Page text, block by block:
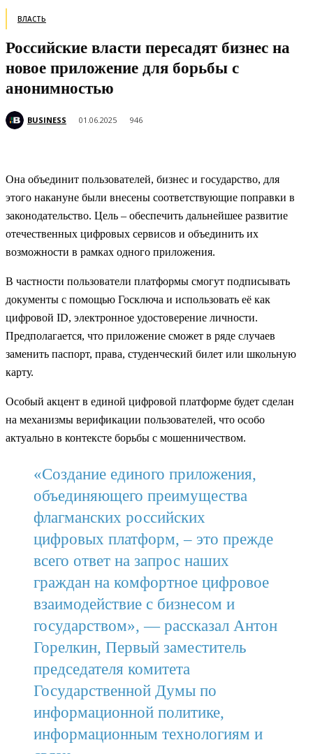
ВЛАСТЬ
Российские власти пересадят бизнес на
новое приложение для борьбы с
анонимностью
BUSINESS 01.06.2025 946
Она объединит пользователей, бизнес и государство, для
этого накануне были внесены соответствующие поправки в
законодательство. Цель – обеспечить дальнейшее развитие
отечественных цифровых сервисов и объединить их
возможности в рамках одного приложения.
В частности пользователи платформы смогут подписывать
документы с помощью Госключа и использовать её как
цифровой ID, электронное удостоверение личности.
Предполагается, что приложение сможет в ряде случаев
заменить паспорт, права, студенческий билет или школьную
карту.
Особый акцент в единой цифровой платформе будет сделан
на механизмы верификации пользователей, что особо
актуально в контексте борьбы с мошенничеством.
«Создание единого приложения,
объединяющего преимущества
флагманских российских
цифровых платформ, – это прежде
всего ответ на запрос наших
граждан на комфортное цифровое
взаимодействие с бизнесом и
государством», — рассказал Антон
Горелкин, Первый заместитель
председателя комитета
Государственной Думы по
информационной политике,
информационным технологиям и